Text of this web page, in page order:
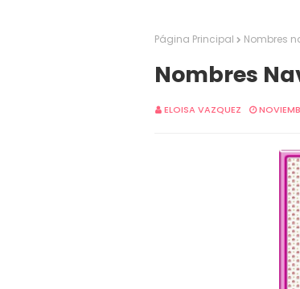
Página Principal Nombres
Nombres
ELOISA VAZQUEZ